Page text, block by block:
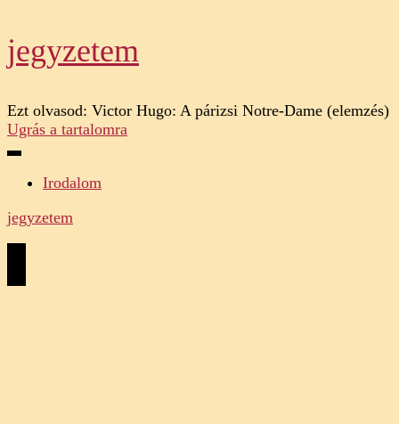
jegyzetem
Ezt olvasod: Victor Hugo: A párizsi Notre-Dame (elemzés)
Ugrás a tartalomra
Irodalom
jegyzetem